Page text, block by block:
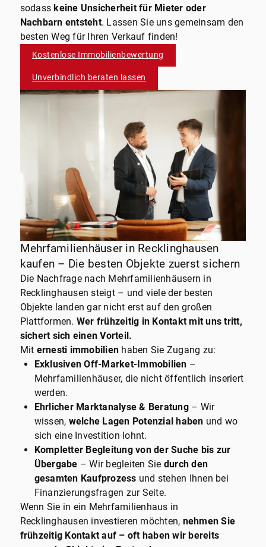
sodasskeine Unsicherheit für Mieter oder
Nachbarn entsteht. Lassen Sie uns gemeinsam den
besten Weg für Ihren Verkauf finden!
Kostenlose Immobilienbewertung
Unverbindlich beraten lassen
Mehrfamilienhäuser in Recklinghausen
kaufen – Die besten Objekte zuerst sichern
Die Nachfrage nach Mehrfamilienhäusern in
Recklinghausen steigt – und viele der besten
Objekte landen gar nicht erst auf den großen
Plattformen. Wer frühzeitig in Kontakt mit uns tritt,
sichert sich einen Vorteil.
Mit ernesti immobilien haben Sie Zugang zu:
Exklusiven Off-Market-Immobilien –
Mehrfamilienhäuser, die nicht öffentlich inseriert
werden.
Ehrlicher Marktanalyse & Beratung– Wir
wissen, welche Lagen Potenzial haben und wo
sich eine Investition lohnt.
Kompletter Begleitung von der Suche bis zur
Übergabe – Wir begleiten Sie durch den
gesamten Kaufprozess und stehen Ihnen bei
Finanzierungsfragen zur Seite.
Wenn Sie in ein Mehrfamilienhaus in
Recklinghausen investieren möchten, nehmen Sie
frühzeitig Kontakt auf – oft haben wir bereits